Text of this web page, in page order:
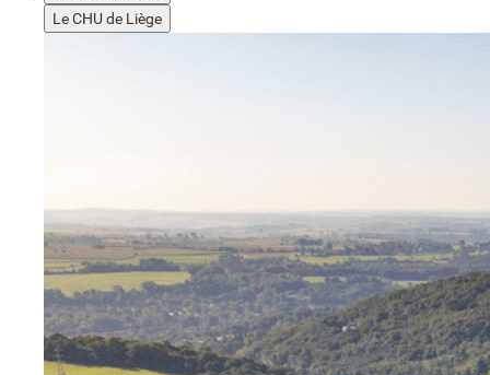
Le CHU de Liège